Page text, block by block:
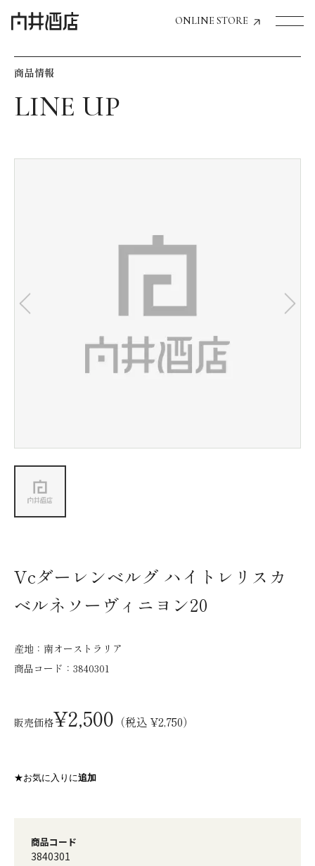
ONLINE STORE
飲食店経営のお客様
お気に入り機能の活用方法
会社情報
商品情報
Vcダーレンベルグ ハイトレリスカ
ベルネソーヴィニヨン20
産地： 南オーストラリア
商品コード： 3840301
販売価格¥2,500 （税込 ¥2,750）
★お気に入りに追加
商品コード
3840301